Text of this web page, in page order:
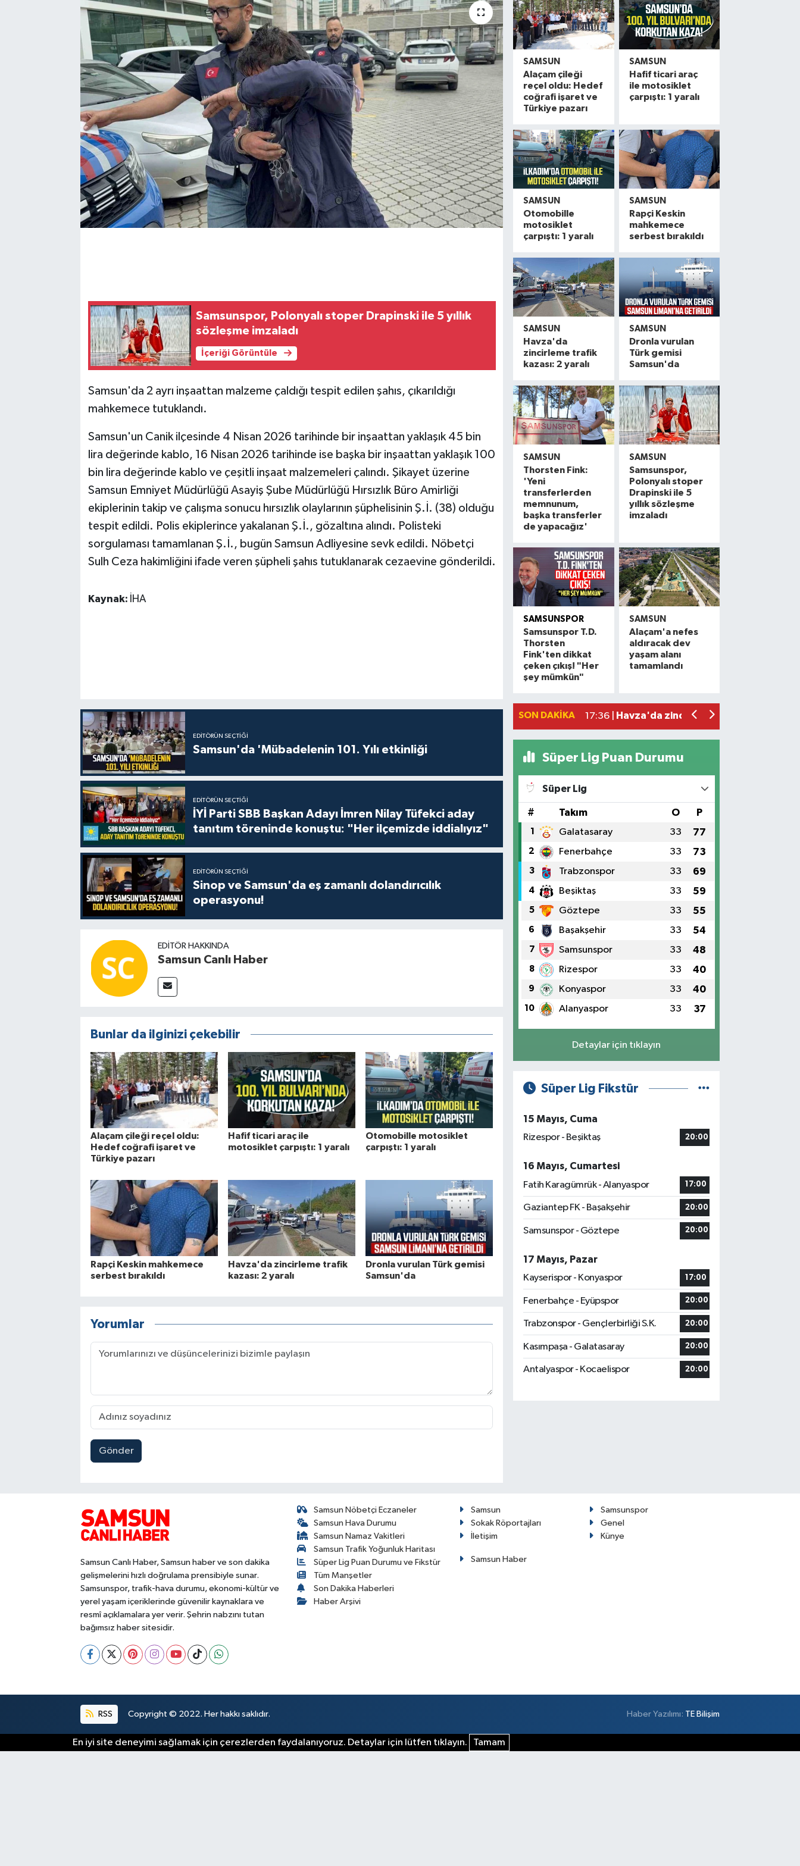
Samsunspor, Polonyalı stoper Drapinski ile 5 yıllık
sözleşme imzaladı
İçeriği Görüntüle
Samsun'da 2 ayrı inşaattan malzeme çaldığı tespit edilen şahıs, çıkarıldığı
mahkemece tutuklandı.
Samsun'un Canik ilçesinde 4 Nisan 2026 tarihinde bir inşaattan yaklaşık 45 bin
lira değerinde kablo, 16 Nisan 2026 tarihinde ise başka bir inşaattan yaklaşık 100
bin lira değerinde kablo ve çeşitli inşaat malzemeleri çalındı. Şikayet üzerine
Samsun Emniyet Müdürlüğü Asayiş Şube Müdürlüğü Hırsızlık Büro Amirliği
ekiplerinin takip ve çalışma sonucu hırsızlık olaylarının şüphelisinin Ş.İ. (38) olduğu
tespit edildi. Polis ekiplerince yakalanan Ş.İ., gözaltına alındı. Polisteki
sorgulaması tamamlanan Ş.İ., bugün Samsun Adliyesine sevk edildi. Nöbetçi
Sulh Ceza hakimliğini ifade veren şüpheli şahıs tutuklanarak cezaevine gönderildi.
Kaynak: İHA
EDITÖRÜN SEÇTIĞI
Samsun'da 'Mübadelenin 101. Yılı etkinliği
EDITÖRÜN SEÇTIĞI
İYİ Parti SBB Başkan Adayı İmren Nilay Tüfekci aday
tanıtım töreninde konuştu: "Her ilçemizde iddialıyız"
EDITÖRÜN SEÇTIĞI
Sinop ve Samsun'da eş zamanlı dolandırıcılık
operasyonu!
EDITÖR HAKKINDA
Samsun Canlı Haber
Bunlar da ilginizi çekebilir
Alaçam çileği reçel oldu:
Hedef coğrafi işaret ve
Türkiye pazarı
Hafif ticari araç ile
motosiklet çarpıştı: 1 yaralı
Otomobille motosiklet
çarpıştı: 1 yaralı
Rapçi Keskin mahkemece
serbest bırakıldı
Havza'da zincirleme trafik
kazası: 2 yaralı
Dronla vurulan Türk gemisi
Samsun'da
Yorumlar
Gönder
SAMSUN
Alaçam çileği
reçel oldu: Hedef
coğrafi işaret ve
Türkiye pazarı
SAMSUN
Hafif ticari araç
ile motosiklet
çarpıştı: 1 yaralı
SAMSUN
Otomobille
motosiklet
çarpıştı: 1 yaralı
SAMSUN
Rapçi Keskin
mahkemece
serbest bırakıldı
SAMSUN
Havza'da
zincirleme trafik
kazası: 2 yaralı
SAMSUN
Dronla vurulan
Türk gemisi
Samsun'da
SAMSUN
Thorsten Fink:
'Yeni
transferlerden
memnunum,
başka transferler
de yapacağız'
SAMSUN
Samsunspor,
Polonyalı stoper
Drapinski ile 5
yıllık sözleşme
imzaladı
SAMSUNSPOR
Samsunspor T.D.
Thorsten
Fink'ten dikkat
çeken çıkış! "Her
şey mümkün"
SAMSUN
Alaçam'a nefes
aldıracak dev
yaşam alanı
tamamlandı
SON DAKIKA
20:16 |
Alaçam çileği reçel oldu: Hedef
19:06 |
Hafif ticari araç ile motosiklet çarpıştı:
17:36 |
Havza'da zincirleme trafik kazası: 2
Süper Lig Puan Durumu
Süper Lig
# Takım O P
1 Galatasaray 33 77
2 Fenerbahçe 33 73
3 Trabzonspor 33 69
4 Beşiktaş 33 59
5 Göztepe 33 55
6 Başakşehir 33 54
7 Samsunspor 33 48
8 Rizespor 33 40
9 Konyaspor 33 40
10 Alanyaspor 33 37
Detaylar için tıklayın
Süper Lig Fikstür
15 Mayıs, Cuma
Rizespor - Beşiktaş
20:00
16 Mayıs, Cumartesi
Fatih Karagümrük - Alanyaspor
17:00
Gaziantep FK - Başakşehir 20:00
Samsunspor - Göztepe 20:00
17 Mayıs, Pazar
Kayserispor - Konyaspor
17:00
Fenerbahçe - Eyüpspor 20:00
Trabzonspor - Gençlerbirliği S.K. 20:00
Kasımpaşa - Galatasaray 20:00
Antalyaspor - Kocaelispor 20:00
Samsun Canlı Haber, Samsun haber ve son dakika
gelişmelerini hızlı doğrulama prensibiyle sunar.
Samsunspor, trafik-hava durumu, ekonomi-kültür ve
yerel yaşam içeriklerinde güvenilir kaynaklara ve
resmî açıklamalara yer verir. Şehrin nabzını tutan
bağımsız haber sitesidir.
Samsun Nöbetçi Eczaneler
Samsun Hava Durumu
Samsun Namaz Vakitleri
Samsun Trafik Yoğunluk Haritası
Süper Lig Puan Durumu ve Fikstür
Tüm Manşetler
Son Dakika Haberleri
Haber Arşivi
Samsun
Samsunspor
Sokak Röportajları
Genel
İletişim
Künye
Samsun Haber
RSS Copyright © 2022. Her hakkı saklıdır. Haber Yazılımı: TE Bilişim
En iyi site deneyimi sağlamak için çerezlerden faydalanıyoruz. Detaylar için lütfen tıklayın. Tamam
Manşet Haberi